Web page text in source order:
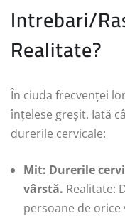
Intrebari/
Realitate?
În ciuda frecvenței
înțelese greșit. Iată
durerile cervicale:
Mit: Durerile
vârstă. Realitate:
persoane de orice